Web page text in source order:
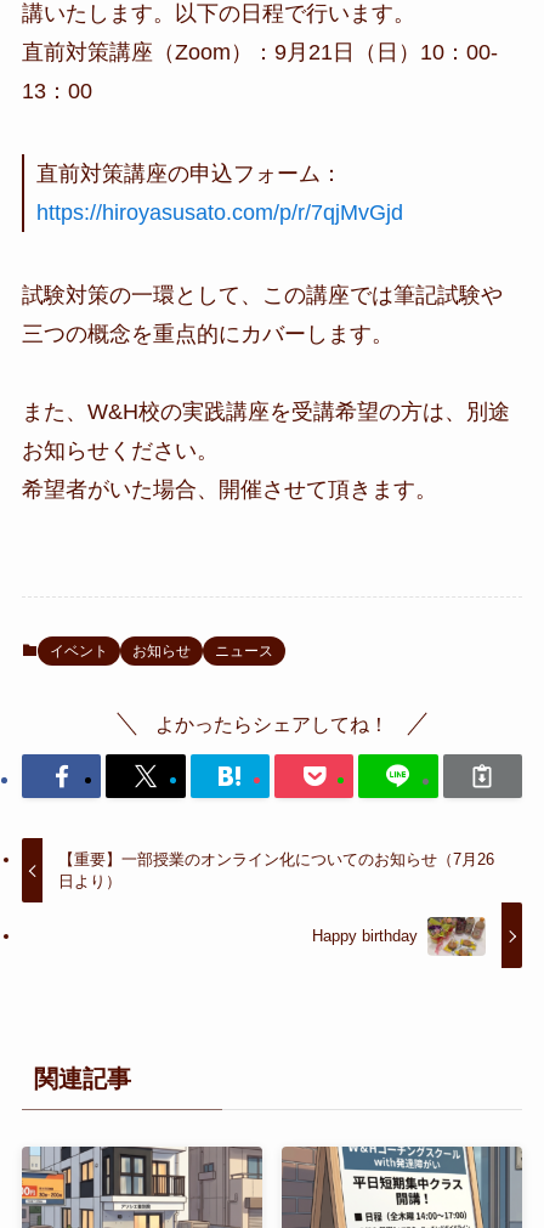
講いたします。以下の日程で行います。
直前対策講座（Zoom）：9月21日（日）10：00-
13：00
直前対策講座の申込フォーム：
https://hiroyasusato.com/p/r/7qjMvGjd
試験対策の一環として、この講座では筆記試験や
三つの概念を重点的にカバーします。
また、W&H校の実践講座を受講希望の方は、別途
お知らせください。
希望者がいた場合、開催させて頂きます。
イベント お知らせ ニュース
よかったらシェアしてね！
【重要】一部授業のオンライン化についてのお知らせ（7月26
日より）
Happy birthday
関連記事